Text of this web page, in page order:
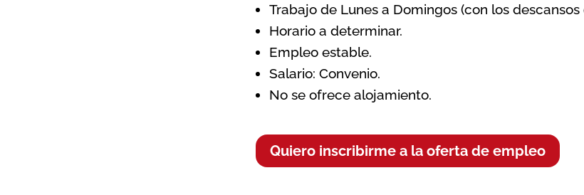
Trabajo de Lunes a Domingos (con los
Horario a determinar.
Empleo estable.
Salario: Convenio.
No se ofrece alojamiento.
Quiero inscribirme a la oferta de empleo